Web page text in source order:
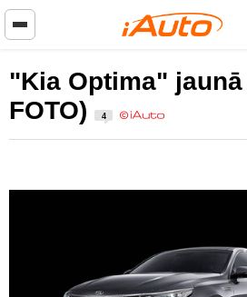
"Kia Optima"
FOTO)
4